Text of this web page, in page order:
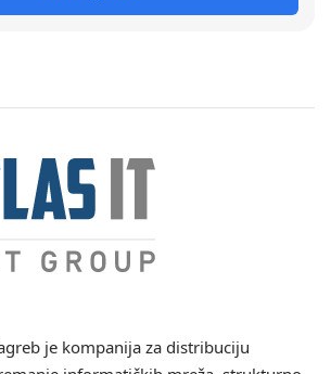
je kompanija za distribuciju